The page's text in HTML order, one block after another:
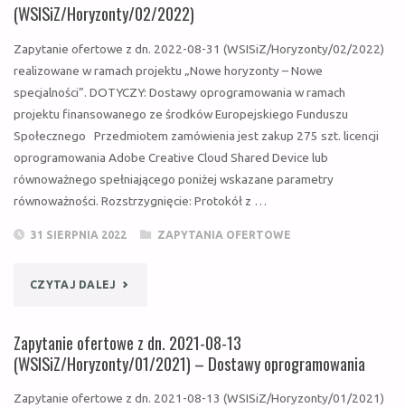
2022-
09-
(WSISiZ/Horyzonty/02/2022)
Zapytanie ofertowe z dn. 2022-08-31 (WSISiZ/Horyzonty/02/2022)
realizowane w ramach projektu „Nowe horyzonty – Nowe
specjalności”. DOTYCZY: Dostawy oprogramowania w ramach
projektu finansowanego ze środków Europejskiego Funduszu
Społecznego Przedmiotem zamówienia jest zakup 275 szt. licencji
oprogramowania Adobe Creative Cloud Shared Device lub
równoważnego spełniającego poniżej wskazane parametry
równoważności. Rozstrzygnięcie: Protokół z …
31 SIERPNIA 2022 ZAPYTANIA OFERTOWE
CZYTAJ DALEJ "ZAPYTANIE
Zapytanie ofertowe z dn. 2021-08-13
(WSISiZ/Horyzonty/01/2021) – Dostawy oprogramowania
Zapytanie ofertowe z dn. 2021-08-13 (WSISiZ/Horyzonty/01/2021)